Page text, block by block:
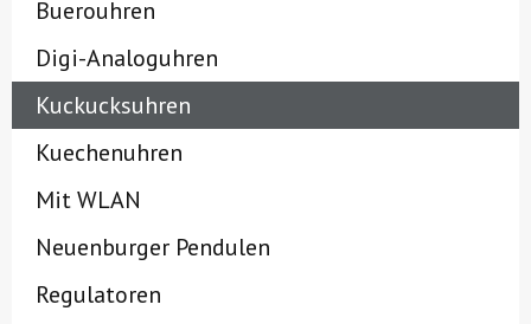
Buerouhren
Digi-Analoguhren
Kuckucksuhren
Kuechenuhren
Mit WLAN
Neuenburger Pendulen
Regulatoren